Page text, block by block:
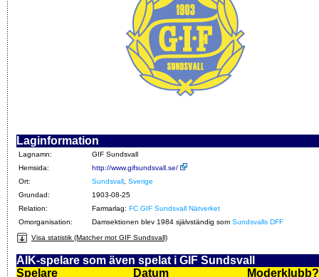
Laginformation
Lagnamn:
GIF Sundsvall
Hemsida:
http://www.gifsundsvall.se/
Ort:
Sundsvall Sverige
Grundad:
1903-08-25
Relation:
Farmarlag: FC GIF Sundsvall Nätverket
Omorganisation:
Damsektionen blev 1984 självständig som Sundsvalls DFF
Visa statistik (Matcher mot GIF Sundsvall)
AIK-spelare som även spelat i GIF Sundsvall
Spelare
Datum Moderklubb?